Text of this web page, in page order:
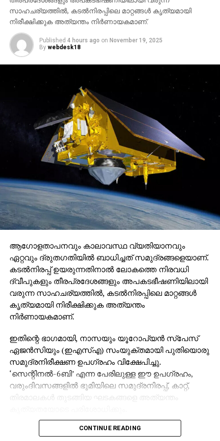
സാഹചര്യത്തില്‍, കടല്‍നിരപ്പിലെ മാറ്റങ്ങള്‍ കൃത്യമായി
നിരീക്ഷിക്കുക അത്യന്തം നിര്‍ണായകമാണ്.
Published 4 hours ago on November 19, 2025
By webdesk18
ആഗോളതാപനവും കാലാവസ്ഥ വ്യതിയാനവും
ഏറ്റവും ദ്രുതഗതിയില്‍ ബാധിച്ചത് സമുദ്രങ്ങളെയാണ്.
കടല്‍നിരപ്പ് ഉയരുന്നതിനാല്‍ ലോകത്തെ നിരവധി
ദ്വീപുകളും തീരപ്രദേശങ്ങളും അപകടഭീഷണിയിലായി
വരുന്ന സാഹചര്യത്തില്‍, കടല്‍നിരപ്പിലെ മാറ്റങ്ങള്‍
കൃത്യമായി നിരീക്ഷിക്കുക അത്യന്തം
നിര്‍ണായകമാണ്.
ഇതിന്റെ ഭാഗമായി, നാസയും യൂറോപ്യന്‍ സ്പേസ്
ഏജന്‍സിയും (ഇഎസ്എ) സംയുക്തമായി പുതിയൊരു
സമുദ്രനിരീക്ഷണ ഉപഗ്രഹം വിക്ഷേപിച്ചു.
‘സെന്റിനല്‍-6ബി’ എന്ന പേരിലുള്ള ഈ ഉപഗ്രഹം,
വരുംദിവസങ്ങളില്‍ ഭൂമിയിലെ സമുദ്രനിരപ്പ്, കാറ്റ്,
തിരമാലകള്‍ തുടങ്ങിയ ഘടകങ്ങളെ അത്യന്തം
സെക്കന്‍ഡില്‍ 7.2 കിലോമീറ്റര്‍ വേഗതയില്‍
CONTINUE READING